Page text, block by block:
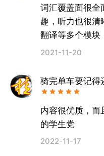
词汇覆盖面很全
趣，听力也很清
翻译等多个模块
也值得观看。
2021-11-20
骑完单车要记得
内容很优质，而
的学生党
2022-11-17